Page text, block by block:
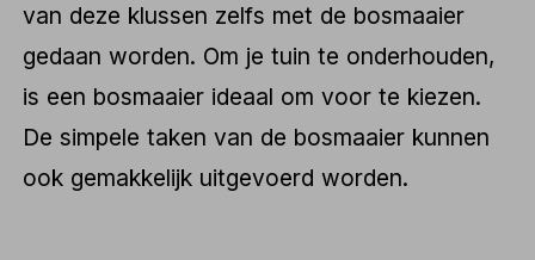
van deze klussen zelfs met de bosmaaier
gedaan worden. Om je tuin te onderhouden,
is een bosmaaier ideaal om voor te kiezen.
De simpele taken van de bosmaaier kunnen
ook gemakkelijk uitgevoerd worden.